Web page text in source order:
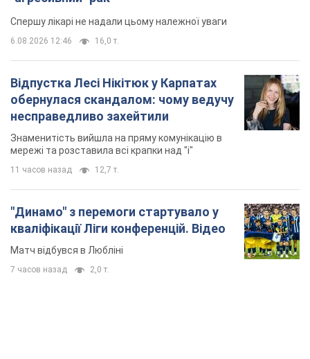
Спершу лікарі не надали цьому належної уваги
6.08.2026 12:46 16,0 т.
Відпустка Лесі Нікітюк у Карпатах
обернулася скандалом: чому ведучу
несправедливо захейтили
Знаменитість вийшла на пряму комунікацію в
мережі та розставила всі крапки над "і"
11 часов назад 12,7 т.
"Динамо" з перемоги стартувало у
кваліфікації Ліги конференцій. Відео
Матч відбувся в Любліні
7 часов назад 2,0 т.